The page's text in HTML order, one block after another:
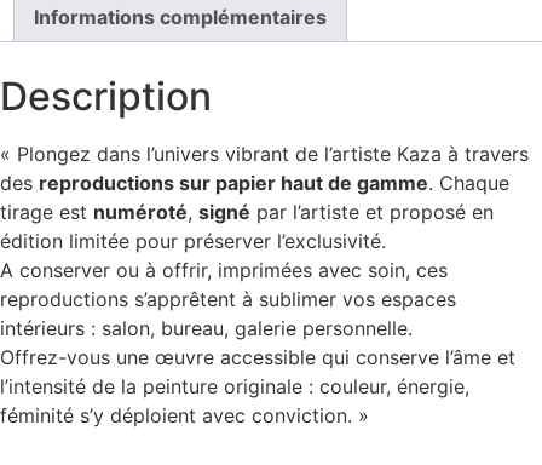
Informations complémentaires
Description
« Plongez dans l’univers vibrant de l’artiste Kaza à travers
des reproductions sur papier haut de gamme. Chaque
tirage est numéroté, signé par l’artiste et proposé en
édition limitée pour préserver l’exclusivité.
A conserver ou à offrir, imprimées avec soin, ces
reproductions s’apprêtent à sublimer vos espaces
intérieurs : salon, bureau, galerie personnelle.
Offrez-vous une œuvre accessible qui conserve l’âme et
l’intensité de la peinture originale : couleur, énergie,
féminité s’y déploient avec conviction. »